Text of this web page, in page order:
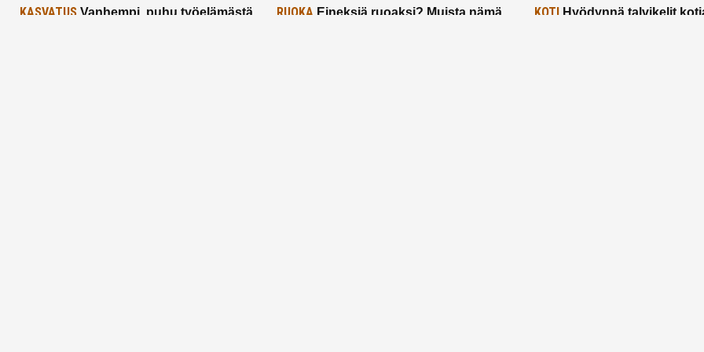
KASVATUS Vanhempi, puhu työelämästä
RUOKA Eineksiä ruoaksi? Muista nämä
KOTIHyödynnä talvikelit